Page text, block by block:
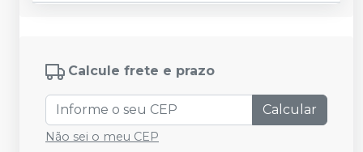
Calcule frete e prazo
Calcular
Não sei o meu CEP